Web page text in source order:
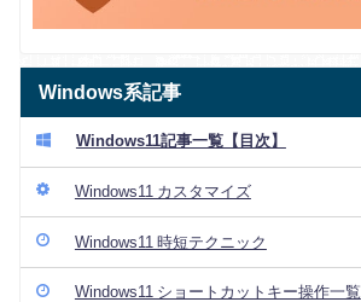
Windows系記事
Windows11記事一覧【目次】
Windows11 カスタマイズ
Windows11 時短テクニック
Windows11 ショートカットキー操作一覧